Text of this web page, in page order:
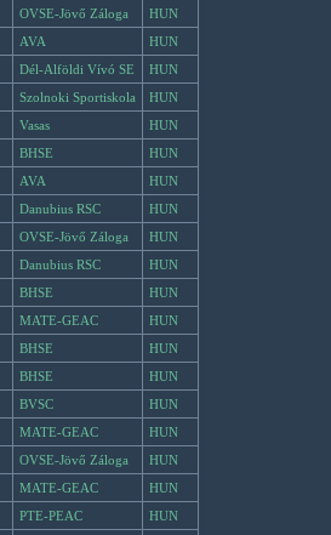
OVSE-Jövő Záloga
HUN
AVA
HUN
Dél-Alföldi Vívó SE
HUN
Szolnoki Sportiskola
HUN
Vasas
HUN
BHSE
HUN
AVA
HUN
Danubius RSC
HUN
OVSE-Jövő Záloga
HUN
Danubius RSC
HUN
BHSE
HUN
MATE-GEAC
HUN
BHSE
HUN
BHSE
HUN
BVSC
HUN
MATE-GEAC
HUN
OVSE-Jövő Záloga
HUN
MATE-GEAC
HUN
PTE-PEAC
HUN